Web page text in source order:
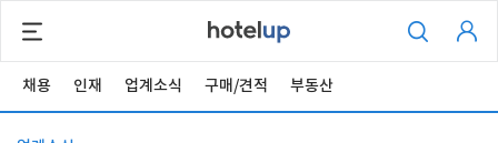
채용 인재 업계소식 구매/견적 부동산